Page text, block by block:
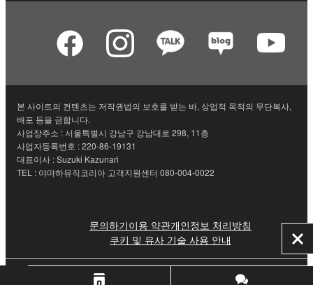
닫
기
본 사이트의 컨텐츠는 저작권법의 보호를 받는 바, 상업적 목적의 무단복사,
배포 등을 금합니다.
사업장주소 : 서울특별시 강남구 강남대로 298, 11층
사업자등록번호 : 220-86-19131
대표이사 : Suzuki Kazunari
TEL : 야마하뮤직코리아 고객지원센터 080-004-0022
문의하기이용 약관개인정보 처리방침
쿠키 및 유사 기술 사용 안내